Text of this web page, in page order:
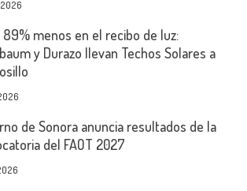
89% menos en el recibo de luz:
y Durazo llevan Techos Solares a
de Sonora anuncia resultados de la
del FAOT 2027